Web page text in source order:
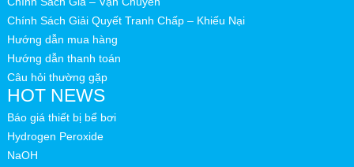
Chính Sách Giải Quyết Tranh Chấp – Khiếu Nại
Hướng dẫn mua hàng
Hướng dẫn thanh toán
Câu hỏi thường gặp
HOT NEWS
Báo giá thiết bị bể bơi
Hydrogen Peroxide
NaOH